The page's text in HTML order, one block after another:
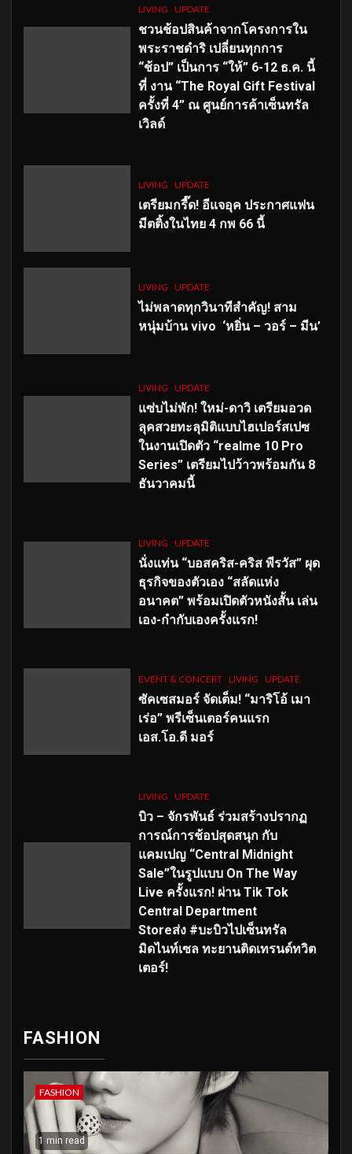
LIVING UPDATE
ชวนช้อปสินค้าจากโครงการใน
พระราชดำริ เปลี่ยนทุกการ
“ช้อป” เป็นการ “ให้” 6-12 ธ.ค. นี้
ที่ งาน “The Royal Gift Festival
ครั้งที่ 4” ณ ศูนย์การค้าเซ็นทรัล
เวิลด์
LIVING UPDATE
เตรียมกรี๊ด! อีแจอุค ประกาศแฟน
มีตติ้งในไทย 4 กพ 66 นี้
LIVING UPDATE
ไม่พลาดทุกวินาทีสำคัญ! สาม
หนุ่มบ้าน vivo ‘หยิ่น – วอร์ – มีน’
LIVING UPDATE
แซ่บไม่พัก! ใหม่-ดาวิ เตรียมอวด
ลุคสวยทะลุมิติแบบไฮเปอร์สเปซ
ในงานเปิดตัว “realme 10 Pro
Series” เตรียมไปว้าวพร้อมกัน 8
ธันวาคมนี้
LIVING UPDATE
นั่งแท่น “บอสคริส-คริส พีรวัส” ผุด
ธุรกิจของตัวเอง “สลัดแห่ง
อนาคต” พร้อมเปิดตัวหนังสั้น เล่น
เอง-กำกับเองครั้งแรก!
EVENT & CONCERT LIVING UPDATE
ซัคเซสมอร์ จัดเต็ม! “มาริโอ้ เมา
เร่อ” พรีเซ็นเตอร์คนแรก
เอส.โอ.ดี มอร์
LIVING UPDATE
บิว – จักรพันธ์ ร่วมสร้างปรากฏ
การณ์การช้อปสุดสนุก กับ
แคมเปญ “Central Midnight
Sale”ในรูปแบบ On The Way
Live ครั้งแรก! ผ่าน Tik Tok
Central Department
Storeส่ง #บะบิวไปเซ็นทรัล
มิดไนท์เซล ทะยานติดเทรนด์ทวิต
เตอร์!
FASHION
FASHION
1 min read